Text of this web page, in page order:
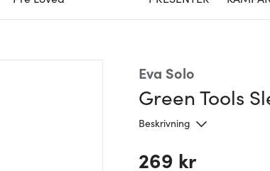
Eva Solo
Green Tools
Beskrivning
269 kr